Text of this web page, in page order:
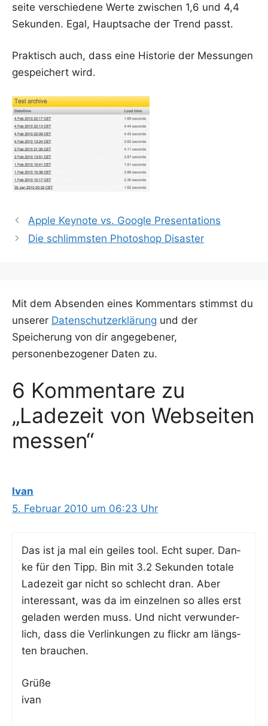
sei­te ver­schie­de­ne Wer­te zwi­schen 1,6 und 4,4
Sekun­den. Egal, Haupt­sa­che der Trend passt.
Prak­tisch auch, dass eine His­to­rie der Mes­sun­gen
gespei­chert wird.
Apple Keynote vs. Google Presentations
Die schlimmsten Photoshop Disaster
Mit dem Absenden eines Kommentars stimmst du
unserer Datenschutzerklärung und der
Speicherung von dir angegebener,
personenbezogener Daten zu.
6 Kommentare zu
„Ladezeit von Webseiten
messen“
Ivan
5. Februar 2010 um 06:23 Uhr
Das ist ja mal ein gei­les tool. Echt super. Dan­
ke für den Tipp. Bin mit 3.2 Sekun­den tota­le
Lade­zeit gar nicht so schlecht dran. Aber
inter­es­sant, was da im ein­zel­nen so alles erst
gela­den wer­den muss. Und nicht ver­wun­der­
lich, dass die Ver­lin­kun­gen zu flickr am längs­
ten brauchen.
Grü­ße
ivan